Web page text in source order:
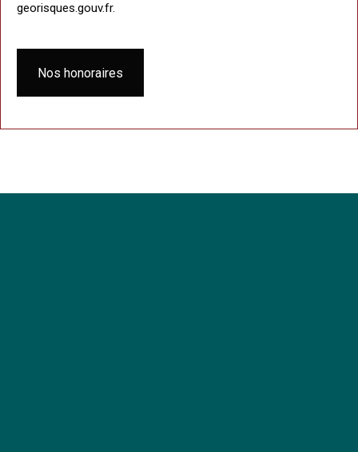
georisques.gouv.fr.
Nos honoraires